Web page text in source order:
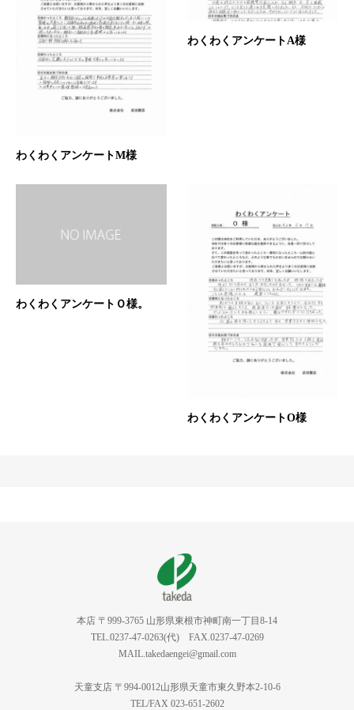
わくわくアンケートM様
わくわくアンケートA様
わくわくアンケートＯ様。
わくわくアンケートO様
本店 〒999-3765 山形県東根市神町南一丁目8-14
TEL.0237-47-0263(代) FAX.0237-47-0269
MAIL.takedaengei@gmail.com
天童支店 〒994-0012山形県天童市東久野本2-10-6
TEL/FAX 023-651-2602